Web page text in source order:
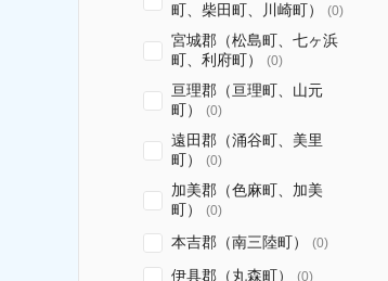
町、柴田町、川崎町）
(0)
宮城郡（松島町、七ヶ浜
町、利府町）
(0)
亘理郡（亘理町、山元
町）
(0)
遠田郡（涌谷町、美里
町）
(0)
加美郡（色麻町、加美
町）
(0)
本吉郡（南三陸町） (0)
伊具郡（丸森町） (0)